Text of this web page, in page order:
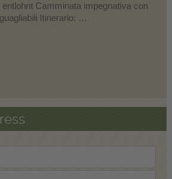
Camminata impegnativa con
Itinerario: …